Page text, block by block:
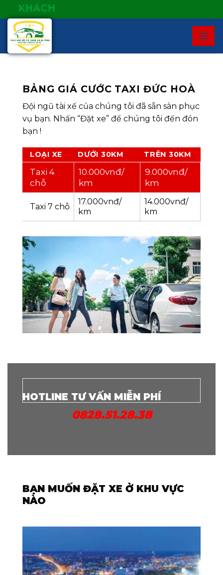
to
content
BẢNG GIÁ CƯỚC TAXI ĐỨC HOÀ
Đội ngũ tài xế của chúng tôi đã sẵn sàn phục
vụ bạn. Nhấn “Đặt xe” để chúng tôi đến đón
bạn !
LOẠI XE DƯỚI 30KM TRÊN 30KM
Taxi 4
chỗ
10.000vnđ/
km
9.000vnđ/
km
Taxi 7 chỗ
17.000vnđ/
km
14.000vnđ/
km
HOTLINE TƯ VẤN MIỄN PHÍ
0828.51.28.38
BẠN MUỐN ĐẶT XE Ở KHU VỰC
NÀO